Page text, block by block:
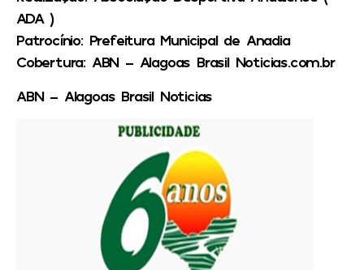
ADA )
Patrocínio:Prefeitura Municipal de Anadia
Cobertura: ABN – Alagoas Brasil Noticias.com.br
ABN – Alagoas Brasil Noticias